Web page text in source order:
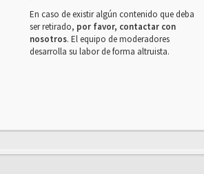
En caso de existir algún contenido que deba
ser retirado, por favor, contactar con
nosotros. El equipo de moderadores
desarrolla su labor de forma altruista.